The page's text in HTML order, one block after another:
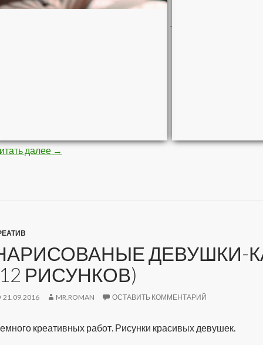
далее Стройная негритяночка (10 фото)
→
ДЕВУШКИ-
РИСУНКОВ)
21.09.2016 MR.ROMAN ОСТАВИТЬ КОММЕНТАРИЙ
креативных работ. Рисунки красивых девушек.